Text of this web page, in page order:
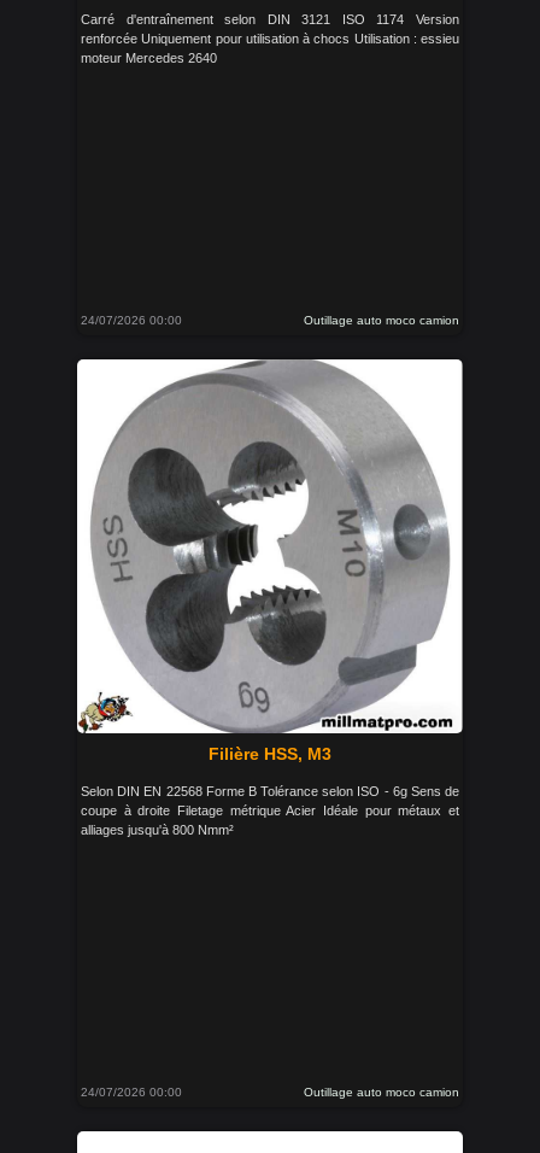
Carré d'entraînement selon DIN 3121 ISO 1174 Version
renforcée Uniquement pour utilisation à chocs Utilisation : essieu
moteur Mercedes 2640
24/07/2026 00:00 Outillage auto moco camion
Filière HSS, M3
Selon DIN EN 22568 Forme B Tolérance selon ISO - 6g Sens de
coupe à droite Filetage métrique Acier Idéale pour métaux et
alliages jusqu'à 800 Nmm²
24/07/2026 00:00 Outillage auto moco camion